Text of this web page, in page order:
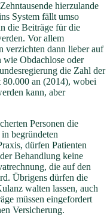
hierzulande
System fällt umso
die Beiträge für die
Vor allem
verzichten dann lieber auf
wie Obdachlose oder
die Zahl der
80.000 an (2014), wobei
kann, aber
Personen die
begründeten
dürfen Patienten
Behandlung keine
die auf den
Übrigens dürfen die
walten lassen, auch
müssen eingefordert
Versicherung.